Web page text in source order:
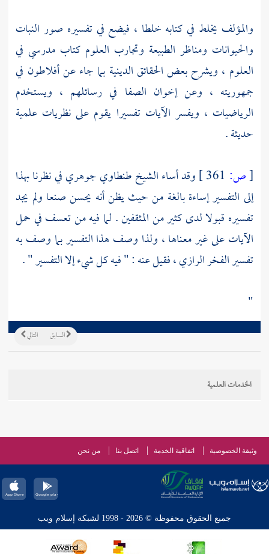
والمؤلف يخلط في كتابه خلطا ، فيضع في تفسيره صور النبات
والحيوانات ومناظر الطبيعة وتجارب العلوم كتاب مدرسي في
العلوم ، ويشرح بعض الحقائق الدينية بما جاء عنأفلاطون في
جمهوريته ، وعن إخوان الصفا في رسائلهم ، ويستخدم
الرياضيات ، ويفسر الآيات تفسيرا يقوم على نظريات علمية
حديثة .
[ص: وقد أساءالشيخ طنطاوي جوهريفي نظرنا بهذا
إلى التفسير إساءة بالغة من حيث يظن أنه يحسن صنعا ولم يجد
تفسيره قبولا لدى كثير من المثقفين . لما فيه من تعسف في حمل
الآيات على غير معناها ، ولذا وصف هذا التفسير بما وصف به
تفسيرالفخر الرازي، فقيل عنه : " فيه كل شيء إلا التفسير " .
"
التالي السابق
الخدمات العلمية
وثيقة الخصوصية اتفاقية الخدمة اتصل بنا من نحن
جميع الحقوق محفوظة © 2026 - 1998 لشبكة إسلام ويب